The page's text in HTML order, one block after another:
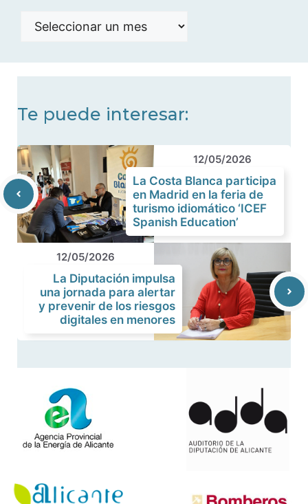
Histórico
Te puede interesar:
12/05/2026
La Costa Blanca participa
en Madrid en la feria de
turismo idiomático ‘ICEF
Spanish Education’
12/05/2026
La Diputación impulsa
una jornada para alertar
y prevenir de los riesgos
digitales en menores